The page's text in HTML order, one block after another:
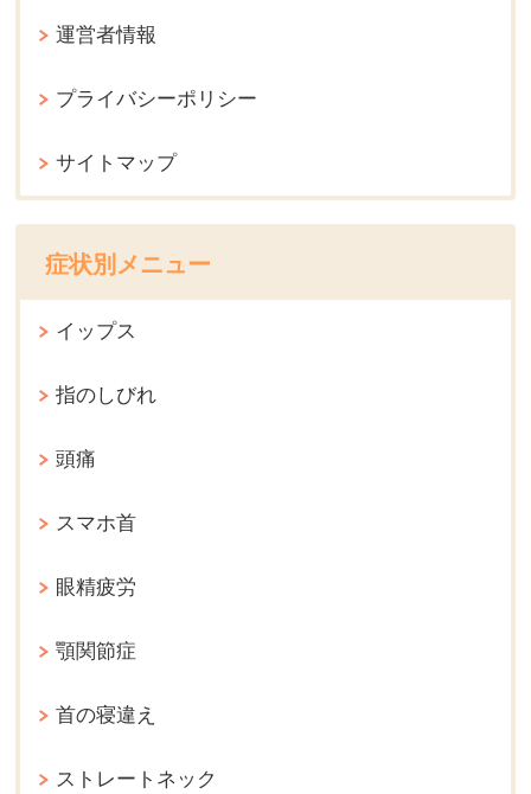
運営者情報
プライバシーポリシー
サイトマップ
症状別メニュー
イップス
指のしびれ
頭痛
スマホ首
眼精疲労
顎関節症
首の寝違え
ストレートネック